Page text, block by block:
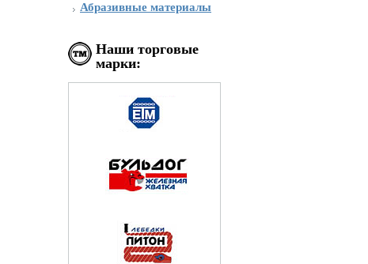
Абразивные материалы
Наши торговые
марки: